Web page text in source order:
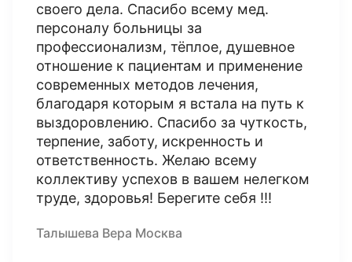
своего дела. Спасибо всему мед.
персоналу больницы за
профессионализм, тёплое, душевное
отношение к пациентам и применение
современных методов лечения,
благодаря которым я встала на путь к
выздоровлению. Спасибо за чуткость,
терпение, заботу, искренность и
ответственность. Желаю всему
коллективу успехов в вашем нелегком
труде, здоровья! Берегите себя !!!
Талышева Вера Москва